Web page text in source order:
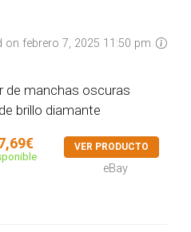
on febrero 7, 2025 11:50 pm
de manchas oscuras
brillo diamante
VER PRODUCTO
eBay